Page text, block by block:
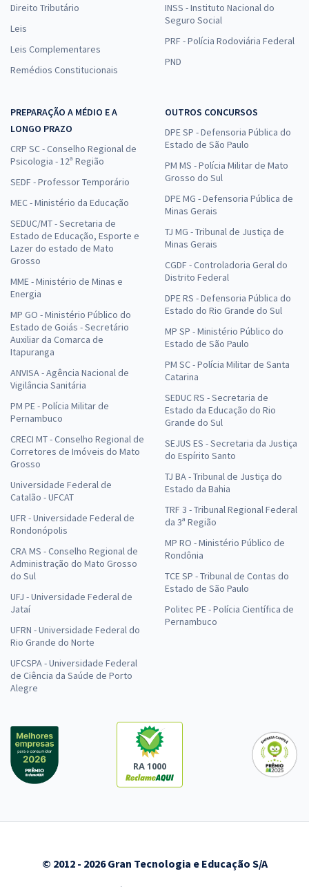
Direito Tributário
Leis
Leis Complementares
Remédios Constitucionais
INSS - Instituto Nacional do
Seguro Social
PRF - Polícia Rodoviária Federal
PND
PREPARAÇÃO A MÉDIO E A
LONGO PRAZO
CRP SC - Conselho Regional de
Psicologia - 12ª Região
SEDF - Professor Temporário
MEC - Ministério da Educação
SEDUC/MT - Secretaria de
Estado de Educação, Esporte e
Lazer do estado de Mato
Grosso
MME - Ministério de Minas e
Energia
MP GO - Ministério Público do
Estado de Goiás - Secretário
Auxiliar da Comarca de
Itapuranga
ANVISA - Agência Nacional de
Vigilância Sanitária
PM PE - Polícia Militar de
Pernambuco
CRECI MT - Conselho Regional de
Corretores de Imóveis do Mato
Grosso
Universidade Federal de
Catalão - UFCAT
UFR - Universidade Federal de
Rondonópolis
CRA MS - Conselho Regional de
Administração do Mato Grosso
do Sul
UFJ - Universidade Federal de
Jataí
UFRN - Universidade Federal do
Rio Grande do Norte
UFCSPA - Universidade Federal
de Ciência da Saúde de Porto
Alegre
OUTROS CONCURSOS
DPE SP - Defensoria Pública do
Estado de São Paulo
PM MS - Polícia Militar de Mato
Grosso do Sul
DPE MG - Defensoria Pública de
Minas Gerais
TJ MG - Tribunal de Justiça de
Minas Gerais
CGDF - Controladoria Geral do
Distrito Federal
DPE RS - Defensoria Pública do
Estado do Rio Grande do Sul
MP SP - Ministério Público do
Estado de São Paulo
PM SC - Polícia Militar de Santa
Catarina
SEDUC RS - Secretaria de
Estado da Educação do Rio
Grande do Sul
SEJUS ES - Secretaria da Justiça
do Espírito Santo
TJ BA - Tribunal de Justiça do
Estado da Bahia
TRF 3 - Tribunal Regional Federal
da 3ª Região
MP RO - Ministério Público de
Rondônia
TCE SP - Tribunal de Contas do
Estado de São Paulo
Politec PE - Polícia Científica de
Pernambuco
RA 1000
© 2012 - 2026 Gran Tecnologia e Educação S/A